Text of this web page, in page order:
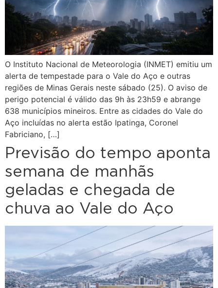
O Instituto Nacional de Meteorologia (INMET) emitiu um
alerta de tempestade para o Vale do Aço e outras
regiões de Minas Gerais neste sábado (25). O aviso de
perigo potencial é válido das 9h às 23h59 e abrange
638 municípios mineiros. Entre as cidades do Vale do
Aço incluídas no alerta estão Ipatinga, Coronel
Fabriciano, […]
Previsão do tempo aponta
semana de manhãs
geladas e chegada de
chuva ao Vale do Aço